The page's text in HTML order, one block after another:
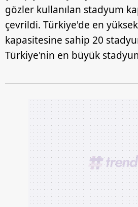
gözler kullanılan stadyum
çevrildi. Türkiye'de en
kapasitesine sahip 20
Türkiye'nin en büyük